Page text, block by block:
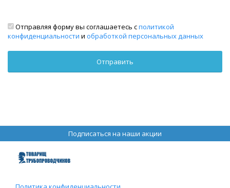
Отправляя форму вы соглашаетесь сполитикой
конфиденциальности и обработкой персональных данных
Подписаться на наши акции